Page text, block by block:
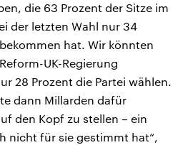
die 63 Prozent der Sitze im
der letzten Wahl nur 34
hat. Wir könnten
UK-Regierung
28 Prozent die Partei wählen.
dann Millarden dafür
den Kopf zu stellen – ein
nicht für sie gestimmt hat“,